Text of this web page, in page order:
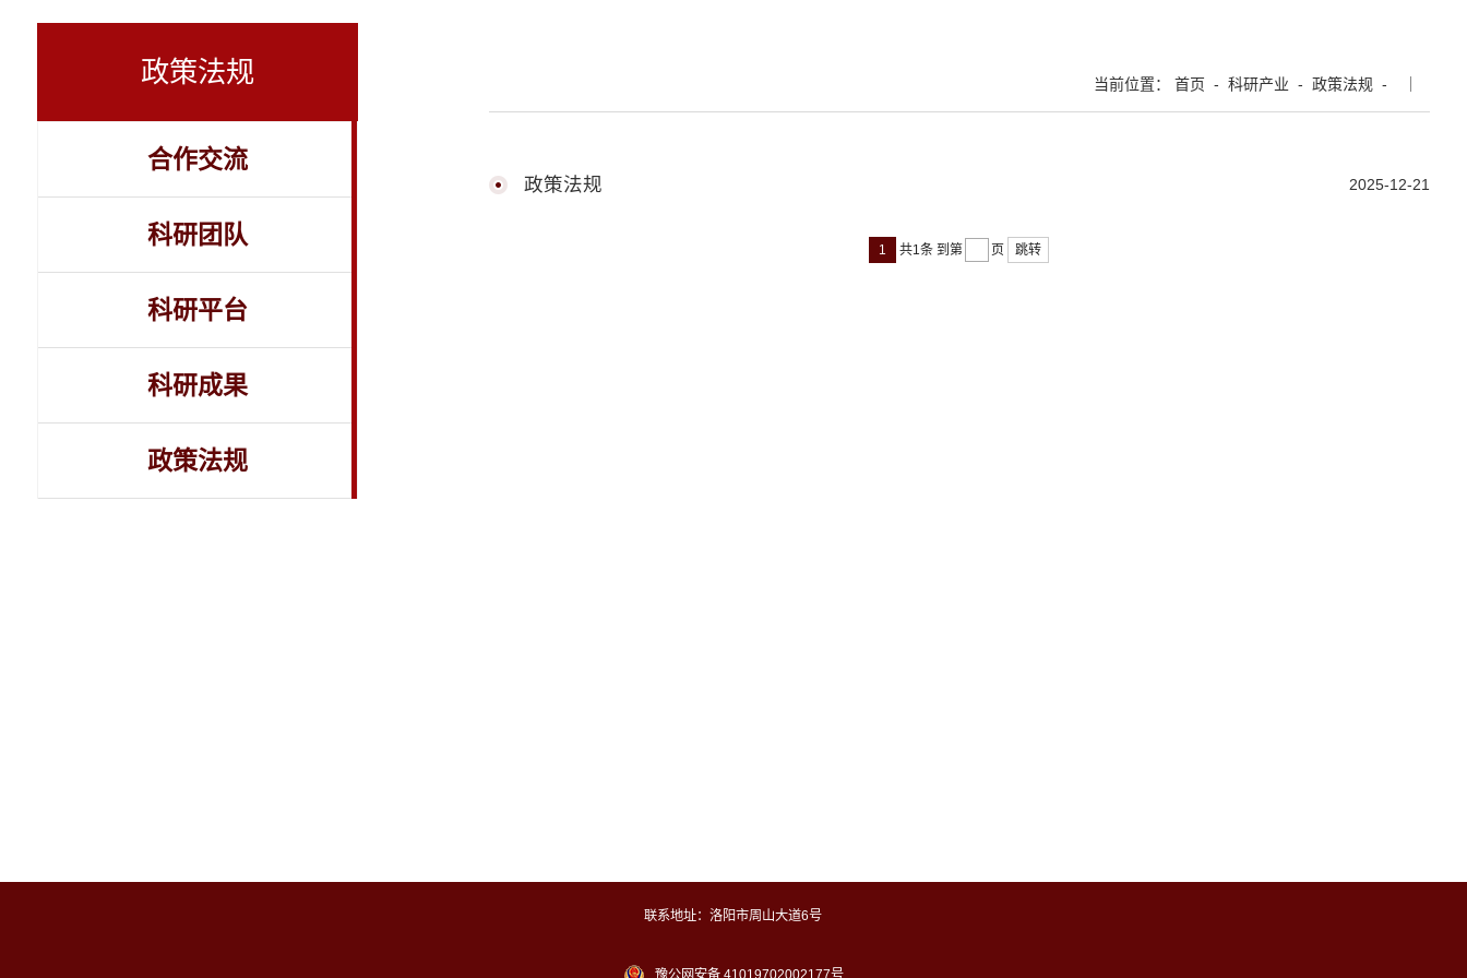
政策法规
合作交流
科研团队
科研平台
科研成果
政策法规
当前位置：首页 - 科研产业 - 政策法规 -
政策法规 2025-12-21
1 共1条 到第 页 跳转
联系地址：洛阳市周山大道6号
豫公网安备 41019702002177号